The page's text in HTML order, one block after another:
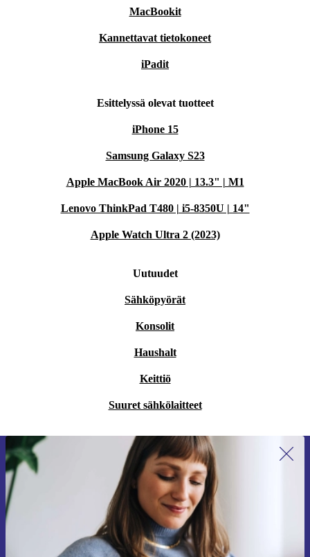
MacBookit
Kannettavat tietokoneet
iPadit
Esittelyssä olevat tuotteet
iPhone 15
Samsung Galaxy S23
Apple MacBook Air 2020 | 13.3" | M1
Lenovo ThinkPad T480 | i5-8350U | 14"
Apple Watch Ultra 2 (2023)
Uutuudet
Sähköpyörät
Konsolit
Haushalt
Keittiö
Suuret sähkölaitteet
Liity ensimmäistä kertaa uutiskirjeen
tilaajaksi ja säästä 15 €!
Älä missaa enää yhtäkään tarjousta.